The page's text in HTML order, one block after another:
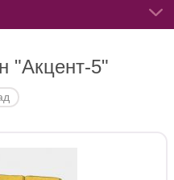
"Акцент-5"